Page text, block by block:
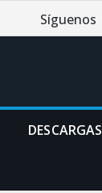
Síguenos
DESCARGAS